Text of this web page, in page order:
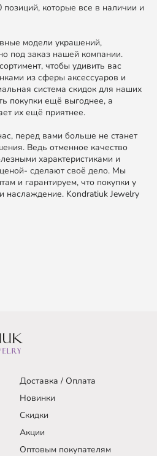
позиций, которые все в наличии и
модели украшений,
под заказ нашей компании.
чтобы удивить вас
из сферы аксессуаров и
система скидок для наших
покупки ещё выгоднее, а
их ещё приятнее.
перед вами больше не станет
Ведь отменное качество
характеристиками и
сделают своё дело. Мы
и гарантируем, что покупки у
наслаждение. Kondratiuk Jewelry
Доставка / Оплата
Новинки
Скидки
Акции
Оптовым покупателям